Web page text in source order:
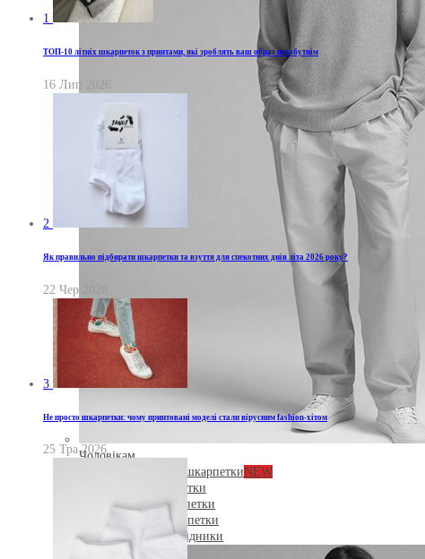
Чоловікам
Демісезонні шкарпеткиNEW
Літні шкарпетки
Зимові шкарпетки
Короткі шкарпетки
Сліди і підслідники
1
ТОП-10 літніх шкарпеток з принтами, які зроблять ваш образ незабутнім
16 Лип 2026
2
Як правильно підбирати шкарпетки та взуття для спекотних днів літа 2026 року?
22 Чер 2026
3
Не просто шкарпетки: чому принтовані моделі стали вірусним fashion-хітом
25 Тра 2026